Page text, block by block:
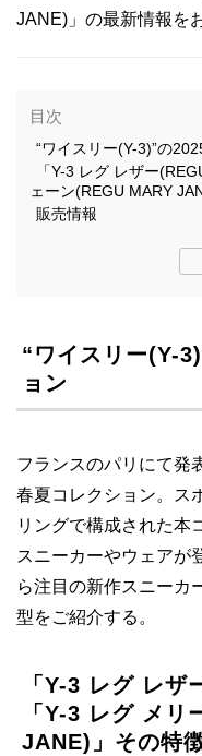
JANE)」の最新情報を
目次
“ワイスリー(Y-3)”の
「Y-3 レグ レザー
ェーン(REGU MARY
販売情報
“ワイスリー(Y-
ョン
フランスのパリにて発
春夏コレクション。ス
リングで構成された本
スニーカーやウェアが
ら注目の新作スニーカ
型をご紹介する。
「Y-3 レグ レザ
「Y-3 レグ メリ
JANE)」その特